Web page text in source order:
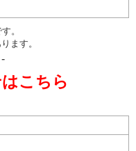
。
ます。
-
こちら